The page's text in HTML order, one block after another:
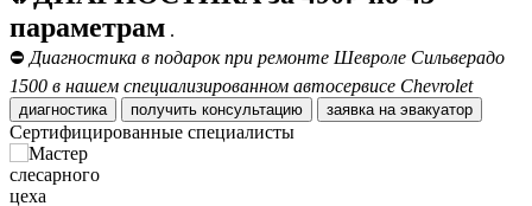
параметрам .
⛔ Диагностика в подарок при ремонте Шевроле Сильверадо
1500 в нашем специализированном автосервисе Chevrolet
диагностика получить консультацию заявка на эвакуатор
Сертифицированные специалисты